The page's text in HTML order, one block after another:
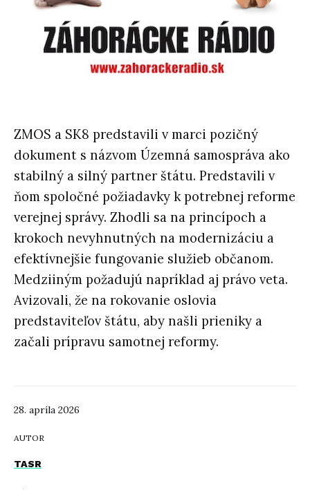
28. apríla 2026
AUTOR
TASR
ZMOS a SK8 predstavili v marci pozičný
dokument s názvom Územná samospráva ako
stabilný a silný partner štátu. Predstavili v
ňom spoločné požiadavky k potrebnej reforme
verejnej správy. Zhodli sa na princípoch a
krokoch nevyhnutných na modernizáciu a
efektívnejšie fungovanie služieb občanom.
Medziiným požadujú napríklad aj právo veta.
Avizovali, že na rokovanie oslovia
predstaviteľov štátu, aby našli prieniky a
začali prípravu samotnej reformy.